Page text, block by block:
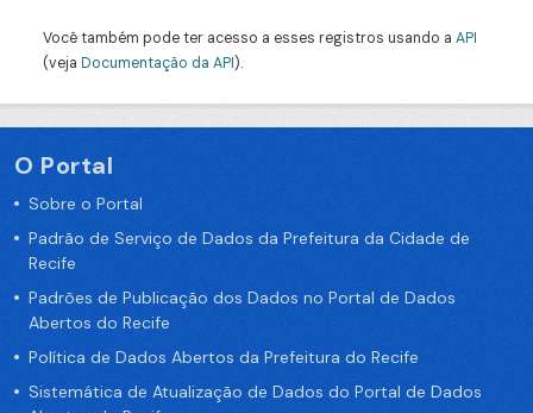
Você também pode ter acesso a esses registros usando a API
(veja Documentação da API).
O Portal
Sobre o Portal
Padrão de Serviço de Dados da Prefeitura da Cidade de
Recife
Padrões de Publicação dos Dados no Portal de Dados
Abertos do Recife
Política de Dados Abertos da Prefeitura do Recife
Sistemática de Atualização de Dados do Portal de Dados